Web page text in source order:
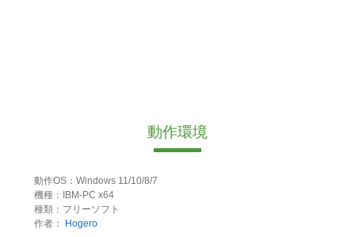
動作環境
動作OS：Windows 11/10/8/7
機種：IBM-PC x64
種類：フリーソフト
作者：
Hogero